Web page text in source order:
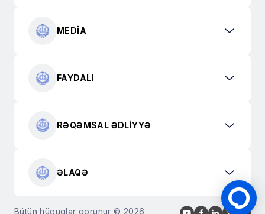
MEDIA
FAYDALI
RƏQƏMSAL ƏDLIYYƏ
ƏLAQƏ
Bütün hüquqlar qorunur © 2026